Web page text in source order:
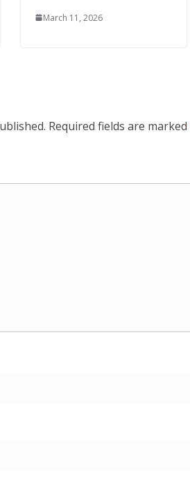
March 11, 2026
Required fields are marked